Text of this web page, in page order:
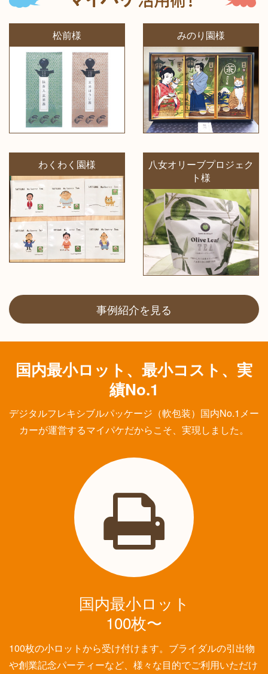
松前様 みのり園様
わくわく園様
八女オリーブプロジェク
ト様
事例紹介を見る
国内最小ロット、最小コスト、実
績No.1
デジタルフレキシブルパッケージ（軟包装）国内No.1メー
カーが運営するマイパケだからこそ、実現しました。
国内最小ロット
100枚〜
100枚の小ロットから受け付けます。ブライダルの引出物
や創業記念パーティーなど、様々な目的でご利用いただけ